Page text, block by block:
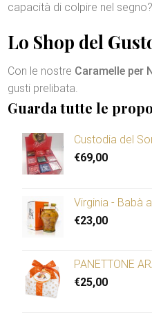
capacità di colpire nel
Lo Shop del
Con le nostre Caramelle per
gusti prelibata.
Guarda tutte le
Custodia del
€69,00
Virginia - Babà
€23,00
PANETTONE
€25,00